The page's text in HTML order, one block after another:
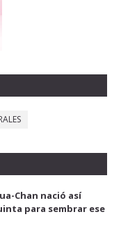
Chan nació así
para sembrar ese